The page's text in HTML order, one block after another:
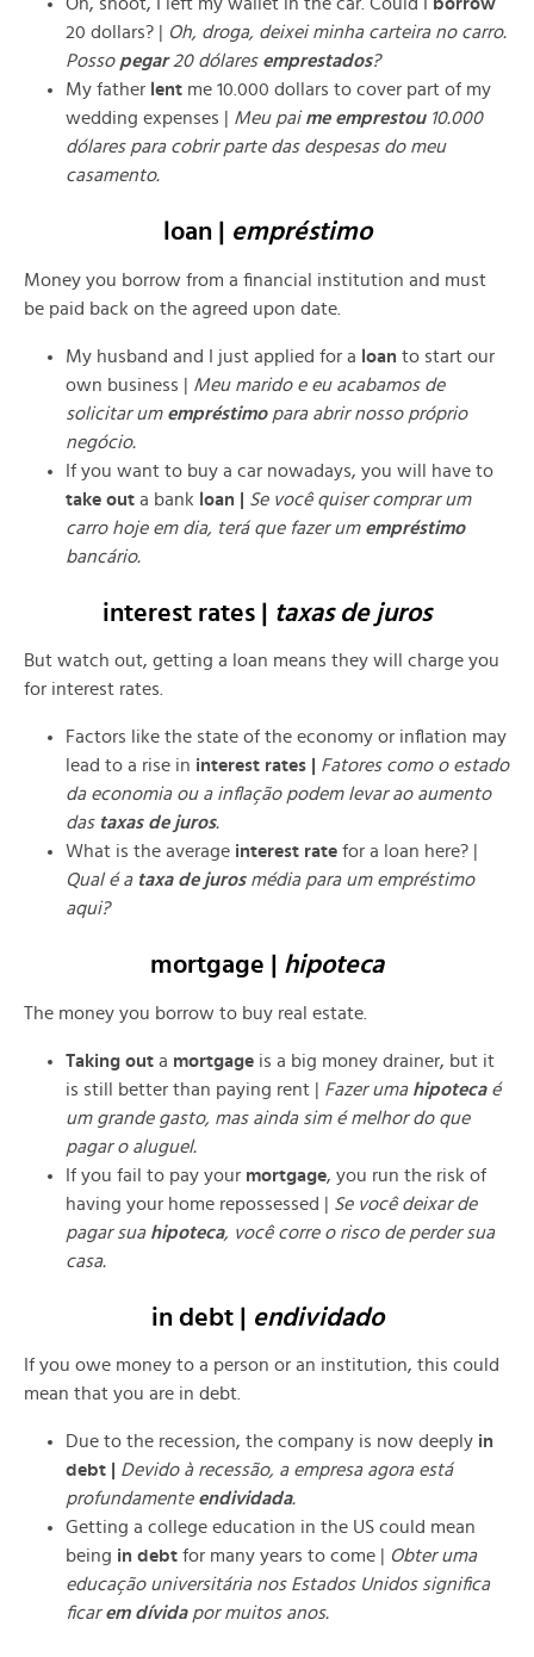
Oh, shoot, I left my wallet in the car. Could I borrow
20 dollars? |
Oh, droga, deixei minha carteira no carro.
Posso pegar20 dólares emprestados?
My father lent me 10.000 dollars to cover part of my
wedding expenses | Meu paime emprestou10.000
dólares para cobrir parte das despesas do meu
casamento.
loan | empréstimo
Money you borrow from a financial institution and must
be paid back on the agreed upon date.
My husband and I just applied for a loan to start our
own business | Meu marido e eu acabamos de
solicitar um empréstimopara abrir nosso próprio
negócio.
If you want to buy a car nowadays, you will have to
take out a bank loan | Se você quiser comprar um
carro hoje em dia, terá que fazer um empréstimo
bancário.
interest rates | taxas de juros
But watch out, getting a loan means they will charge you
for interest rates.
Factors like the state of the economy or inflation may
lead to a rise in interest rates | Fatores como o estado
da economia ou a inflação podem levar ao aumento
das taxas de juros.
What is the average interest rate for a loan here? |
Qual é a taxa de jurosmédia para um empréstimo
aqui?
mortgage | hipoteca
The money you borrow to buy real estate.
Taking out a mortgage is a big money drainer, but it
is still better than paying rent | Fazer uma hipotecaé
um grande gasto, mas ainda sim é melhor do que
pagar o aluguel.
If you fail to pay your mortgage, you run the risk of
having your home repossessed | Se você deixar de
pagar suahipoteca, você corre o risco de perder sua
casa.
in debt | endividado
If you owe money to a person or an institution, this could
mean that you are in debt.
Due to the recession, the company is now deeply in
debt | Devido à recessão, a empresa agora está
profundamente endividada.
Getting a college education in the US could mean
being in debt for many years to come |
Obter uma
educação universitária nos Estados Unidos significa
ficarem dívidapor muitos anos.